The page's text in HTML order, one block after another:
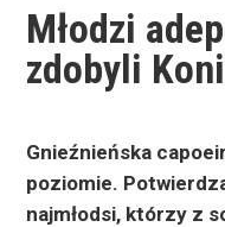
Młodzi
zdobyli
Gnieźnieńska
poziomie.
najmłodsi, którzy z